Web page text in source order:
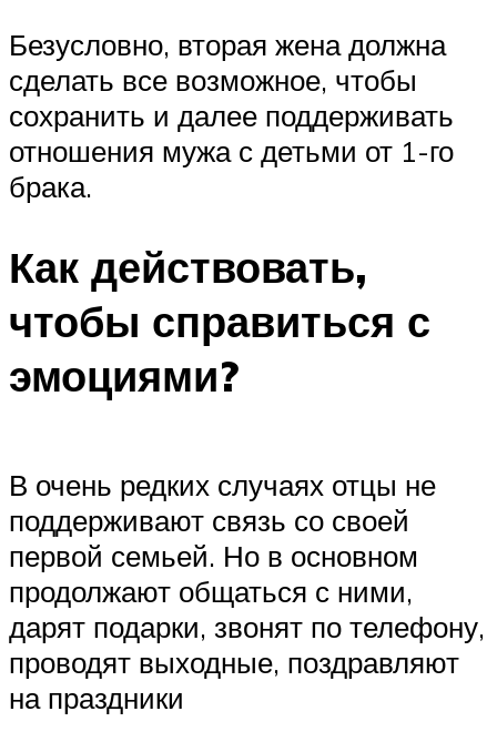
Безусловно, вторая жена должна
сделать все возможное, чтобы
сохранить и далее поддерживать
отношения мужа с детьми от 1-го
брака.
Как действовать,
чтобы справиться с
эмоциями?
В очень редких случаях отцы не
поддерживают связь со своей
первой семьей. Но в основном
продолжают общаться с ними,
дарят подарки, звонят по телефону,
проводят выходные, поздравляют
на праздники